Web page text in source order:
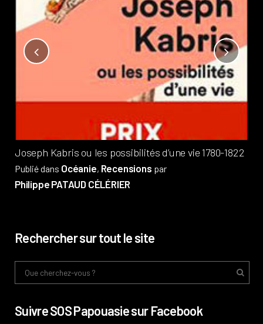
Joseph Kabris ou les possibilités d’une vie 1780-1822
Publié dans Océanie, Recensions par
Philippe PATAUD CÉLÉRIER
Rechercher sur tout le site
Suivre SOS Papouasie sur Facebook